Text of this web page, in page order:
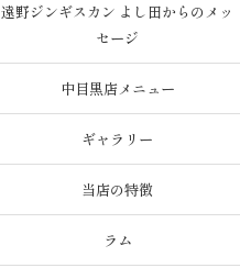
遠野ジンギスカン よし田からのメッ
セージ
中目黒店メニュー
ギャラリー
当店の特徴
ラム